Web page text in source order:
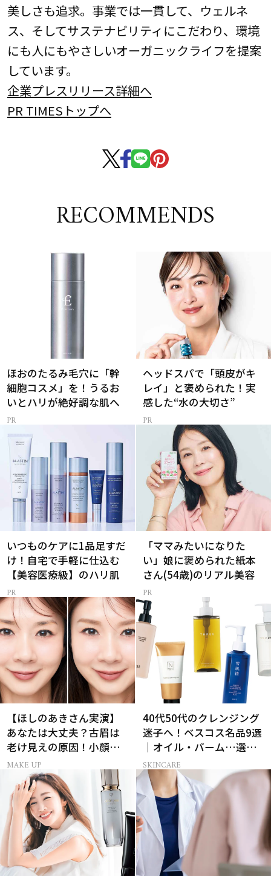
美しさも追求。事業では一貫して、ウェルネ
ス、そしてサステナビリティにこだわり、環境
にも人にもやさしいオーガニックライフを提案
しています。
企業プレスリリース詳細へ
PR TIMESトップへ
RECOMMENDS
ほおのたるみ毛穴に「幹
細胞コスメ」を！うるお
いとハリが絶好調な肌へ
ヘッドスパで「頭皮がキ
レイ」と褒められた！実
感した“水の大切さ”
いつものケアに1品足すだ
け！自宅で手軽に仕込む
【美容医療級】のハリ肌
「ママみたいになりた
い」娘に褒められた紙本
さん(54歳)のリアル美容
【ほしのあきさん実演】
あなたは大丈夫？古眉は
老け見えの原因！小顔と
目元パッチリを叶える美
眉術
MAKE UP
40代50代のクレンジング
迷子へ！ベスコス名品9選
｜オイル・バーム…選び
方の正解は？
SKINCARE